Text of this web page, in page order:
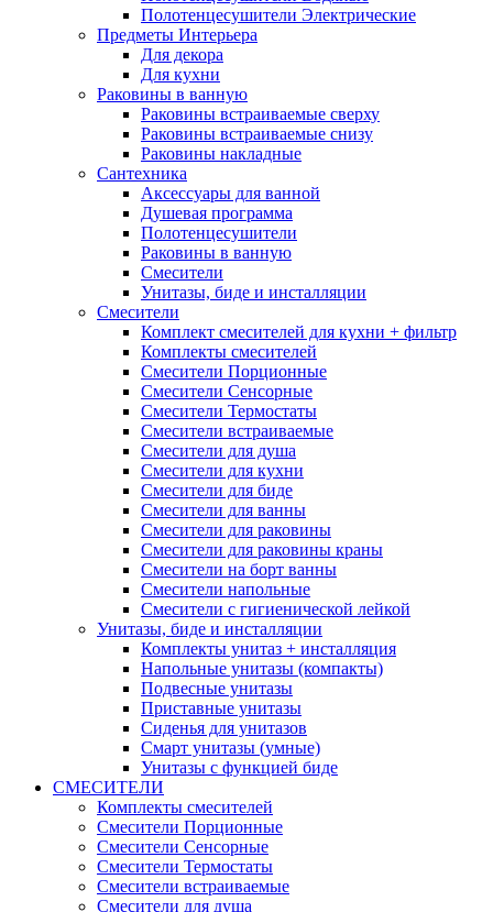
Полотенцесушители Электрические
Предметы Интерьера
Для декора
Для кухни
Раковины в ванную
Раковины встраиваемые сверху
Раковины встраиваемые снизу
Раковины накладные
Сантехника
Аксессуары для ванной
Душевая программа
Полотенцесушители
Раковины в ванную
Смесители
Унитазы, биде и инсталляции
Смесители
Комплект смесителей для кухни + фильтр
Комплекты смесителей
Смесители Порционные
Смесители Сенсорные
Смесители Термостаты
Смесители встраиваемые
Смесители для душа
Смесители для кухни
Смесители для биде
Смесители для ванны
Смесители для раковины
Смесители для раковины краны
Смесители на борт ванны
Смесители напольные
Смесители с гигиенической лейкой
Унитазы, биде и инсталляции
Комплекты унитаз + инсталляция
Напольные унитазы (компакты)
Подвесные унитазы
Приставные унитазы
Сиденья для унитазов
Смарт унитазы (умные)
Унитазы с функцией биде
СМЕСИТЕЛИ
Комплекты смесителей
Смесители Порционные
Смесители Сенсорные
Смесители Термостаты
Смесители встраиваемые
Смесители для душа